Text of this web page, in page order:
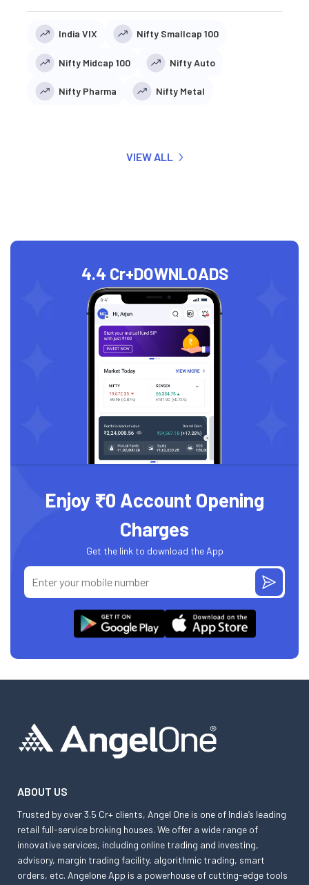
India VIX Nifty Smallcap 100
Nifty Midcap 100 Nifty Auto
Nifty Pharma Nifty Metal
VIEW ALL
4.4 Cr+DOWNLOADS
Enjoy ₹0 Account Opening
Charges
Get the link to download the App
ABOUT US
Trusted by over 3.5 Cr+ clients, Angel One is one of India’s leading
retail full-service broking houses. We offer a wide range of
innovative services, including online trading and investing,
advisory, margin trading facility, algorithmic trading, smart
orders, etc. Angelone App is a powerhouse of cutting-edge tools